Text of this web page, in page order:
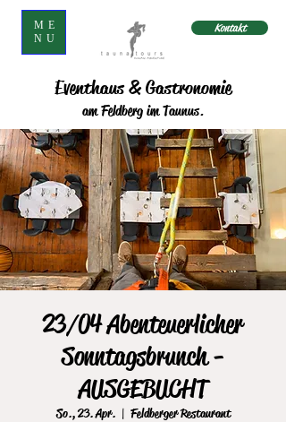
ME
NU
Kontakt
Eventhaus & Gastronomie
am Feldberg im Taunus.
23/04 Abenteuerlicher
Sonntagsbrunch -
AUSGEBUCHT
So., 23. Apr.
  |
Feldberger Restaurant